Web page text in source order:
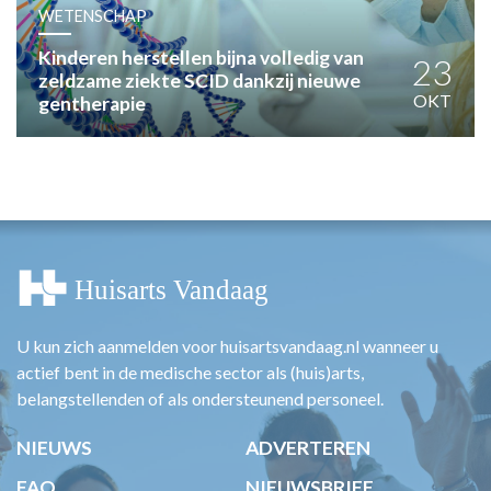
PRAKTIJKZAKEN
TARIEVEN
VPHUISARTSEN
MEDISCHE VAKHANDEL
WETENSCHAP
Kinderen herstellen bijna volledig van
zeldzame ziekte SCID dankzij nieuwe
gentherapie
23
OKT
U kun zich aanmelden voor huisartsvandaag.nl wanneer u
actief bent in de medische sector als (huis)arts,
belangstellenden of als ondersteunend personeel.
NIEUWS
ADVERTEREN